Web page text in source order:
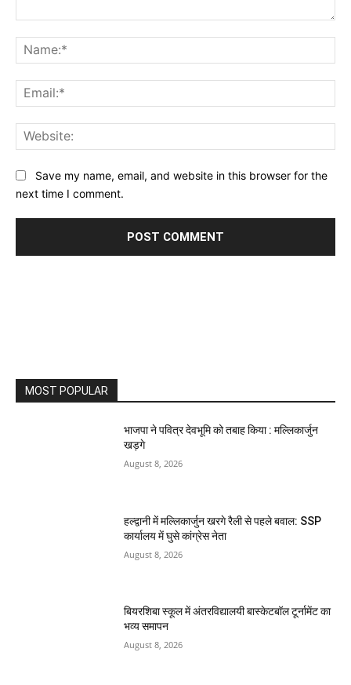
Save my name, email, and website in this browser for the
next time I comment.
MOST POPULAR
भाजपा ने पवित्र देवभूमि को तबाह किया : मल्लिकार्जुन
खड़गे
August 8, 2026
हल्द्वानी में मल्लिकार्जुन खरगे रैली से पहले बवाल: SSP
कार्यालय में घुसे कांग्रेस नेता
August 8, 2026
बियरशिबा स्कूल में अंतरविद्यालयी बास्केटबॉल टूर्नामेंट का
भव्य समापन
August 8, 2026